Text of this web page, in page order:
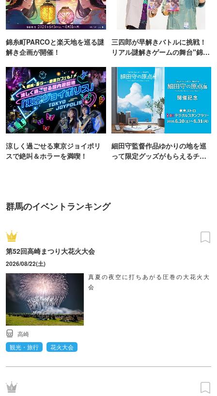
錦糸町PARCOと楽天地を巡る謎
解き企画が開催！
三四郎が早解きバトルに挑戦！
リアル謎解きゲームの舞台"錦糸
涼しく過ごせる東京ジョイポリ
スで絶叫＆ホラーを満喫！
細田守監督作品ゆかりの地を巡
って限定グッズがもらえるチャ
群馬のイベントランキング
第52回高崎まつり大花火大会
2026/08/22(土)
真夏の夜空に打ちあがる圧巻の大花火大
会
高崎
観光・旅行
花火大会